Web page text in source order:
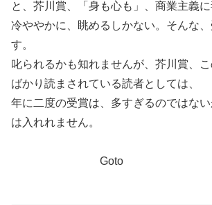
と、芥川賞、「身も心も」、商業主義に
冷ややかに、眺めるしかない。そんな
す。
叱られるかも知れませんが、芥川賞、
ばかり読まされている読者としては、
年に二度の受賞は、多すぎるのではな
は入れれません。
Goto